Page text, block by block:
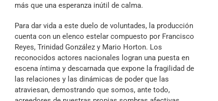
más que una esperanza inútil de calma.
Para dar vida a este duelo de voluntades, la producción
cuenta con un elenco estelar compuesto por Francisco
Reyes, Trinidad González y Mario Horton. Los
reconocidos actores nacionales logran una puesta en
escena íntima y descarnada que expone la fragilidad de
las relaciones y las dinámicas de poder que las
atraviesan, demostrando que somos, ante todo,